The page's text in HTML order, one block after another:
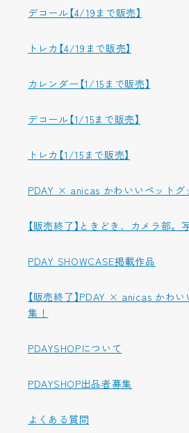
デコール【4/19まで販売】
トレカ【4/19まで販売】
カレンダー【1/15まで販売】
デコール【1/15まで販売】
トレカ【1/15まで販売】
PDAY × anicas かわいいペットグ
【販売終了】ときどき、カメラ部
PDAY SHOWCASE掲載作品
【販売終了】PDAY × anicas かわ
集！
PDAYSHOPについて
PDAYSHOP出品者募集
よくある質問